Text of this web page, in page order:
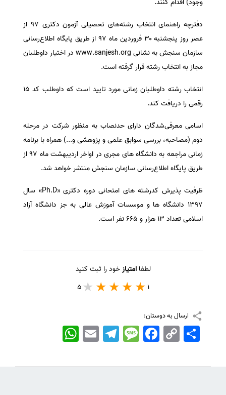
سفارش چکیده گرافیکی
سفارش تهیه کاورلتر
سفارش انگیزه‌نامه‌SOP
دفترچه راهنمای انتخاب رشته‌های تحصیلی آزمون دکتری ۹۷ از
عصر روز پنجشنبه ۳۰ فروردین ماه ۹۷ از طریق پایگاه اطلاع‌رسانی
سازمان سنجش به نشانی www.sanjesh.org در اختیار داوطلبان
مجاز به انتخاب رشته قرار گرفته است.
انتخاب رشته داوطلبان زمانی مورد تایید است که داوطلب کد ۱۵
رقمی را دریافت کند.
اسامی معرفی‌شدگان دارای حدنصاب به منظور شرکت در مرحله
دوم (مصاحبه، بررسی سوابق علمی و پژوهشی و...) همراه با برنامه
زمانی مراجعه به دانشگاه های مجری در اواخر اردیبهشت ماه ۹۷ از
طریق پایگاه اطلاع‌رسانی سازمان سنجش منتشر خواهد شد.
ظرفیت پذیرش کدرشته های امتحانی دوره دکتری «Ph.D» سال
۱۳۹۷ دانشگاه ها و موسسات آموزش عالی به جز دانشگاه آزاد
اسلامی تعداد ۱۳ هزار و ۶۶۵ نفر است.
لطفاامتیازخود را ثبت کنید
1
5
ارسال به دوستان:
WhatsApp EmailTelegramMessageFacebook Copy
Link
اشتراک